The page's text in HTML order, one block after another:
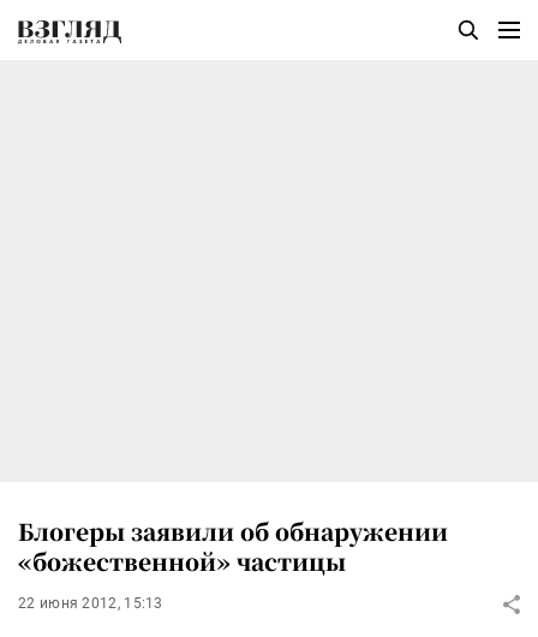
Блогеры заявили об обнаружении
«божественной» частицы
22 июня 2012, 15:13